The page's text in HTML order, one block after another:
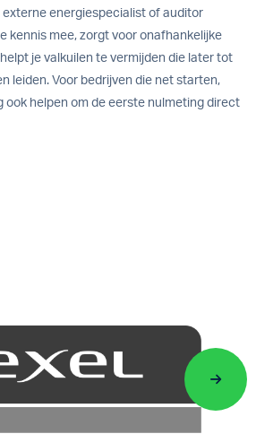
externe energiespecialist of auditor
kennis mee, zorgt voor onafhankelijke
je valkuilen te vermijden die later tot
leiden. Voor bedrijven die net starten,
ook helpen om de eerste nulmeting direct